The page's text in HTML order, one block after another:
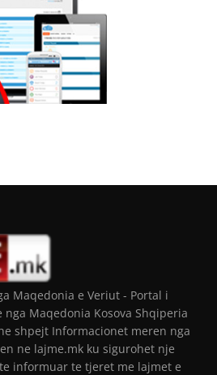
Maqedonia e Veriut - Portal i
Maqedonia Kosova Shqiperia
shpejt Informacionet meren nga
ne lajme.mk ku sigurohet nje
informuar te tjeret me lajmet e